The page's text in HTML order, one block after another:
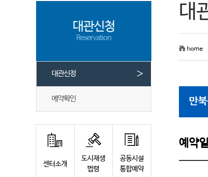
대
home
만
예약일
대관신청
Reservation
대관신청 ＞
예약확인
센터소개
도시재생
법령
공동시설
통합예약